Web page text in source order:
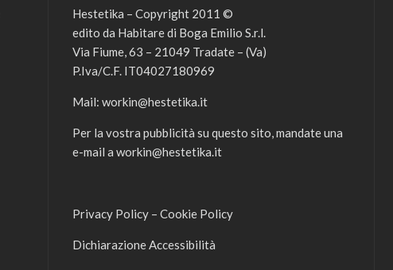
Hestetika – Copyright 2011 ©
edito da Habitare di Boga Emilio S.r.l.
Via Fiume, 63 – 21049 Tradate – (Va)
P.Iva/C.F. IT04027180969
Mail: workin@hestetika.it
Per la vostra pubblicità su questo sito, mandate una
e-mail a workin@hestetika.it
Privacy Policy – Cookie Policy
Dichiarazione Accessibilità